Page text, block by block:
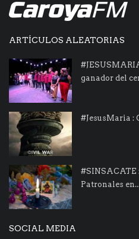
ARTÍCULOS ALEATORIAS
ganador del
#JesusMaria :
#SINSACATE
Patronales en...
SOCIAL MEDIA